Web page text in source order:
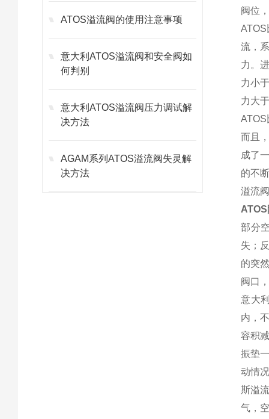
ATOS溢流阀的使用注意事项
意大利ATOS溢流阀和安全阀如
何判别
意大利ATOS溢流阀压力调试解
决方法
AGAM系列ATOS溢流阀失灵解
决方法
阀位
流，
力。
力小
力大
而且
成了
的不
溢流
部分
失；
的突
阀口
意大
内，
容积
振垫
动情
斯溢
气，